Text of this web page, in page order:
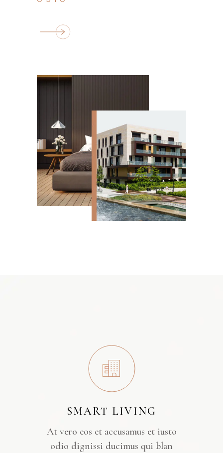
SMART LIVING
At vero eos et accusamus et iusto
odio dignissi ducimus qui blan